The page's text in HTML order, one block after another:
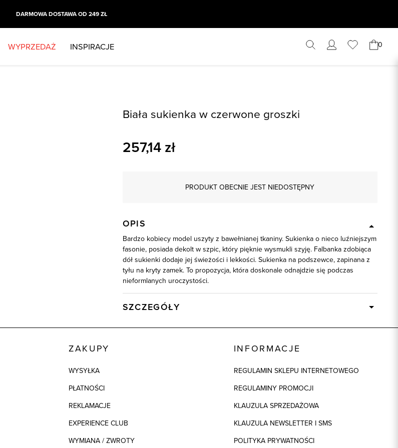
DARMOWA DOSTAWA OD 249 ZŁ
WYPRZEDAŻ INSPIRACJE 0
Biała sukienka w czerwone groszki
257,14 zł
PRODUKT OBECNIE JEST NIEDOSTĘPNY
OPIS
Bardzo kobiecy model uszyty z bawełnianej tkaniny. Sukienka o nieco luźniejszym
fasonie, posiada dekolt w szpic, który pięknie wysmukli szyję. Falbanka zdobiąca
dół sukienki dodaje jej świeżości i lekkości. Sukienka na podszewce, zapinana z
tyłu na kryty zamek. To propozycja, która doskonale odnajdzie się podczas
nieformlanych uroczystości.
SZCZEGÓŁY
100% Bawełna
1: 100% Bawełna
ZAKUPY
WYSYŁKA
PŁATNOŚCI
REKLAMACJE
EXPERIENCE CLUB
WYMIANA / ZWROTY
INFORMACJE
REGULAMIN SKLEPU INTERNETOWEGO
REGULAMINY PROMOCJI
KLAUZULA SPRZEDAŻOWA
KLAUZULA NEWSLETTER I SMS
POLITYKA PRYWATNOŚCI